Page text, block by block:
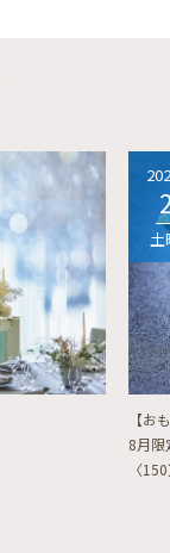
土
【お
8月限
〈